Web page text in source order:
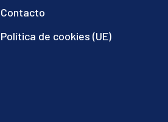
Contacto
Política de cookies (UE)